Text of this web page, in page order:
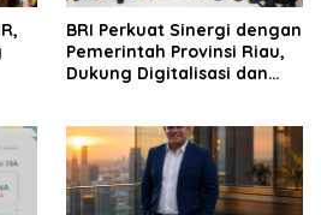
BRI Perkuat Sinergi dengan
Pemerintah Provinsi Riau,
Dukung Digitalisasi dan